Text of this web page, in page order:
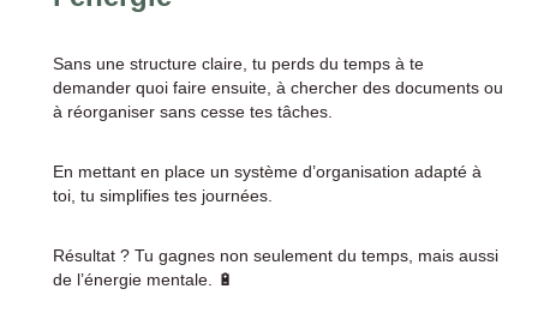
Sans une structure claire, tu perds du temps à te
demander quoi faire ensuite, à chercher des documents ou
à réorganiser sans cesse tes tâches.
En mettant en place un système d’organisation adapté à
toi, tu simplifies tes journées.
Résultat ? Tu gagnes non seulement du temps, mais aussi
de l’énergie mentale. 🔋